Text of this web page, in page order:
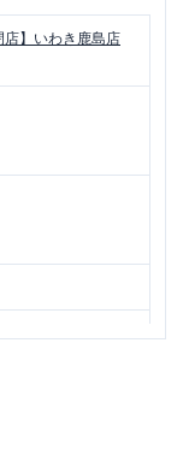
店】いわき鹿島店
戸字沼田１－２